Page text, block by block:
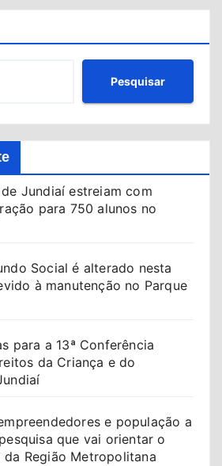
Pesquisar
Jundiaí estreiam com
para 750 alunos no
Social é alterado nesta
à manutenção no Parque
para a 13ª Conferência
da Criança e do
e população a
que vai orientar o
Região Metropolitana